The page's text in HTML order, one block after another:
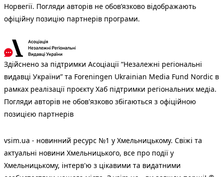
Норвегії. Погляди авторів не обов’язково відображають
офіційну позицію партнерів програми.
Здійснено за підтримки Асоціації “Незалежні регіональні
видавці України” та Foreningen Ukrainian Media Fund Nordic в
рамках реалізації проєкту Хаб підтримки регіональних медіа.
Погляди авторів не обов'язково збігаються з офіційною
позицією партнерів
vsim.ua - новинний ресурс №1 у Хмельницькому. Свіжі та
актуальні новини Хмельницького, все про події у
Хмельницькому, інтерв'ю з цікавими та видатними